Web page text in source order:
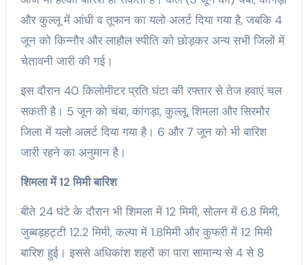
और कुल्लू में आंधी व तूफान का यलो अलर्ट दिया गया है, जबकि 4
जून को किन्नौर और लाहौल स्पीति को छोड़कर अन्य सभी जिलों में
चेतावनी जारी की गई।
इस दौरान 40 किलोमीटर प्रति घंटा की रफ्तार से तेज हवाएं चल
सकती है। 5 जून को चंबा, कांगड़ा, कुल्लू, शिमला और सिरमौर
जिला में यलो अलर्ट दिया गया है। 6 और 7 जून को भी बारिश
जारी रहने का अनुमान है।
शिमला में 12 मिमी बारिश
बीते 24 घंटे के दौरान भी शिमला में 12 मिमी, सोलन में 6.8 मिमी,
जुब्बड़हट्टी 12.2 मिमी, कल्पा में 1.8मिमी और कुफरी में 12 मिमी
बारिश हुई। इससे अधिकांश शहरों का पारा सामान्य से 4 से 8